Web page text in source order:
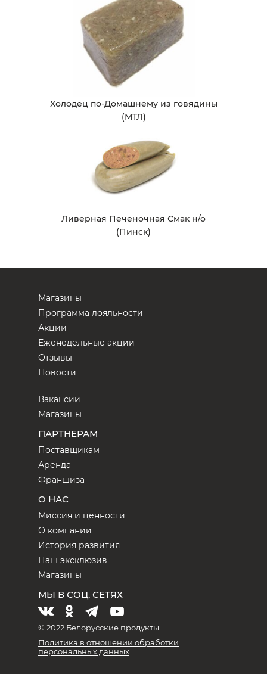
Холодец по-Домашнему из говядины
(МТЛ)
Ливерная Печеночная Смак н/о
(Пинск)
Магазины
Программа лояльности
Акции
Еженедельные акции
Отзывы
Новости
Вакансии
Магазины
ПАРТНЕРАМ
Поставщикам
Аренда
Франшиза
О НАС
Миссия и ценности
О компании
История развития
Наш эксклюзив
Магазины
МЫ В СОЦ. СЕТЯХ
© 2022 Белорусские продукты
Политика в отношении обработки
персональных данных